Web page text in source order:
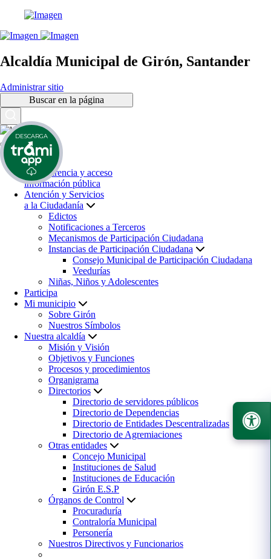
Alcaldía Municipal de Girón, Santander
Administrar sitio
Buscar en la página
Inicio
Transparencia y acceso
información pública
Atención y Servicios
a la Ciudadanía
Edictos
Notificaciones a Terceros
Mecanismos de Participación Ciudadana
Instancias de Participación Ciudadana
Consejo Municipal de Participación Ciudadana
Veedurías
Niñas, Niños y Adolescentes
Participa
Mi municipio
Sobre Girón
Nuestros Símbolos
Nuestra alcaldía
Misión y Visión
Objetivos y Funciones
Procesos y procedimientos
Organigrama
Directorios
Directorio de servidores públicos
Directorio de Dependencias
Directorio de Entidades Descentralizadas
Directorio de Agremiaciones
Otras entidades
Concejo Municipal
Instituciones de Salud
Instituciones de Educación
Girón E.S.P
Órganos de Control
Procuraduría
Contraloría Municipal
Personería
Nuestros Directivos y Funcionarios
DESCARGA